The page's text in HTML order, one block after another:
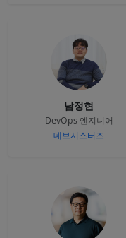
남정현
DevOps 엔지니어
데브시스터즈